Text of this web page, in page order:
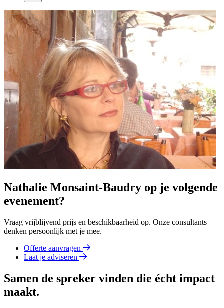
Nathalie Monsaint-Baudry op je volgende
evenement?
Vraag vrijblijvend prijs en beschikbaarheid op. Onze consultants
denken persoonlijk met je mee.
Offerte aanvragen
Laat je adviseren
Samen de spreker vinden die écht impact
maakt.